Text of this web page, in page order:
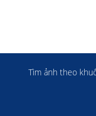
Tìm ảnh theo